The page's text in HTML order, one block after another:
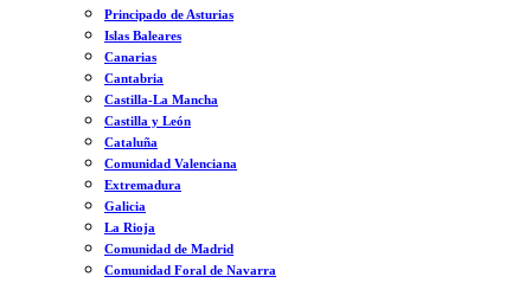
Principado de Asturias
Islas Baleares
Canarias
Cantabria
Castilla-La Mancha
Castilla y León
Cataluña
Comunidad Valenciana
Extremadura
Galicia
La Rioja
Comunidad de Madrid
Comunidad Foral de Navarra